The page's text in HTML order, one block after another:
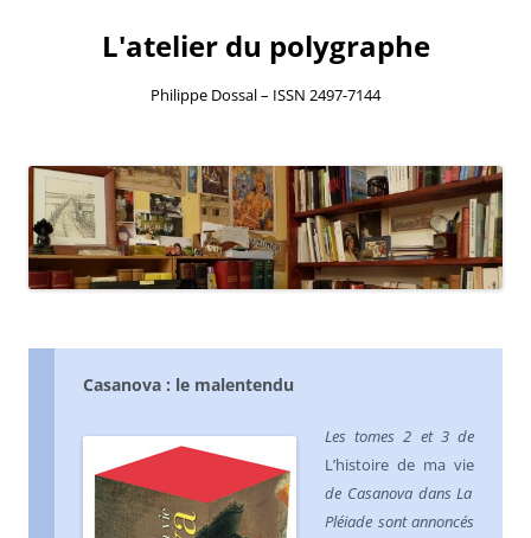
L'atelier du polygraphe
Philippe Dossal – ISSN 2497-7144
au
contenu
Casanova : le malentendu
Les tomes 2 et 3 de
L’histoire de ma vie
de Casanova dans La
Pléiade sont annoncés